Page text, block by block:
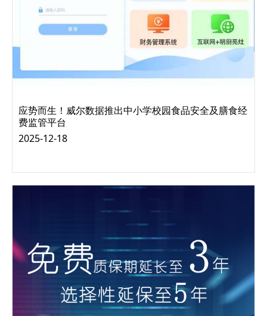
应势而生！威尔数据推出中小学校园食品安全及膳食经
费监管平台
近年来，中小学校园食品安全问题频发，引发各界广泛关注，
2025-12-18